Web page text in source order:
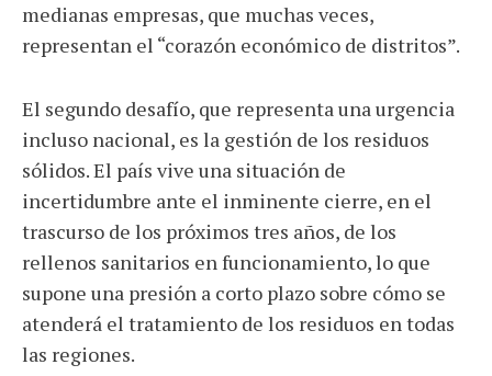
medianas empresas, que muchas veces,
representan el “corazón económico de distritos”.
El segundo desafío, que representa una urgencia
incluso nacional, es la gestión de los residuos
sólidos. El país vive una situación de
incertidumbre ante el inminente cierre, en el
trascurso de los próximos tres años, de los
rellenos sanitarios en funcionamiento, lo que
supone una presión a corto plazo sobre cómo se
atenderá el tratamiento de los residuos en todas
las regiones.